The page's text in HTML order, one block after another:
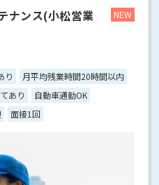
ナンス(小松営業
り
月平均残業時間20時間以内
あり
自動車通勤OK
面接1回